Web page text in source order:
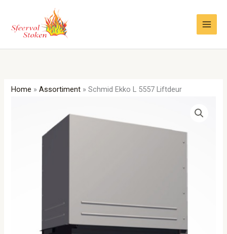
inhoud
Home »Assortiment »Schmid Ekko L 5557 Liftdeur